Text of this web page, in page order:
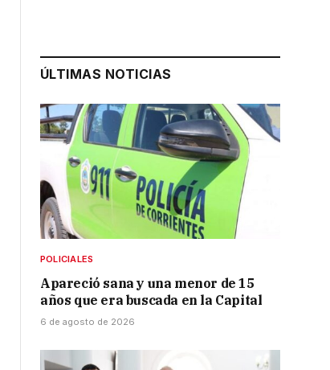
ÚLTIMAS NOTICIAS
POLICIALES
Apareció sana y una menor de 15
años que era buscada en la Capital
6 de agosto de 2026